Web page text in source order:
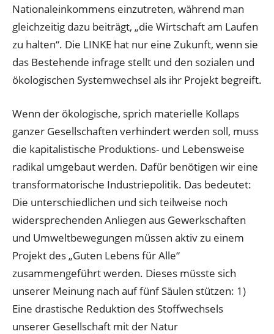
Nationaleinkommens einzutreten, während man
gleichzeitig dazu beiträgt, „die Wirtschaft am Laufen
zu halten“. Die LINKE hat nur eine Zukunft, wenn sie
das Bestehende infrage stellt und den sozialen und
ökologischen Systemwechsel als ihr Projekt begreift.
Wenn der ökologische, sprich materielle Kollaps
ganzer Gesellschaften verhindert werden soll, muss
die kapitalistische Produktions- und Lebensweise
radikal umgebaut werden. Dafür benötigen wir eine
transformatorische Industriepolitik. Das bedeutet:
Die unterschiedlichen und sich teilweise noch
widersprechenden Anliegen aus Gewerkschaften
und Umweltbewegungen müssen aktiv zu einem
Projekt des „Guten Lebens für Alle“
zusammengeführt werden. Dieses müsste sich
unserer Meinung nach auf fünf Säulen stützen: 1)
Eine drastische Reduktion des Stoffwechsels
unserer Gesellschaft mit der Natur